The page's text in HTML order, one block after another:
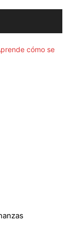
cómo se